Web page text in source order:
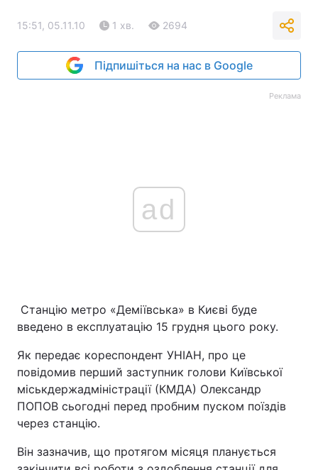
15:51, 05.11.10 1 хв. 2694
Підпишіться на нас в Google
Реклама
ad
Станцію метро «Деміївська» в Києві буде
введено в експлуатацію 15 грудня цього року.
Як передає кореспондент УНІАН, про це
повідомив перший заступник голови Київської
міськдержадміністрації (КМДА) Олександр
ПОПОВ сьогодні перед пробним пуском поїздів
через станцію.
Він зазначив, що протягом місяця планується